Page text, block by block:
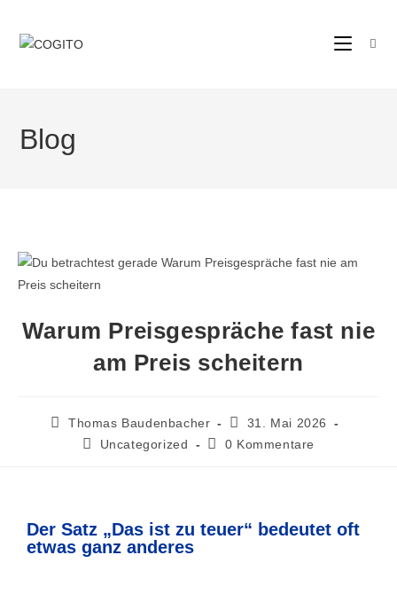
Blog
Warum Preisgespräche fast nie
am Preis scheitern
Thomas Baudenbacher
31. Mai 2026
Uncategorized
0 Kommentare
Der Satz „Das ist zu teuer“ bedeutet oft
etwas ganz anderes